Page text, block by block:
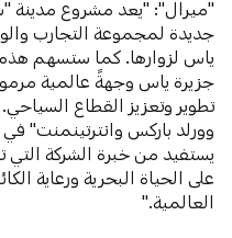
"ميرال": "يعد مشروع مدينة
جديدة لمجموعة التجارب
ياس لزوارها. كما ستسهم هذه
جزيرة ياس وجهةً عالمية
تطوير وتعزيز القطاع
وورلد باركس وانترتينمنت"
على الحياة البحرية ورعاية
العالمية."